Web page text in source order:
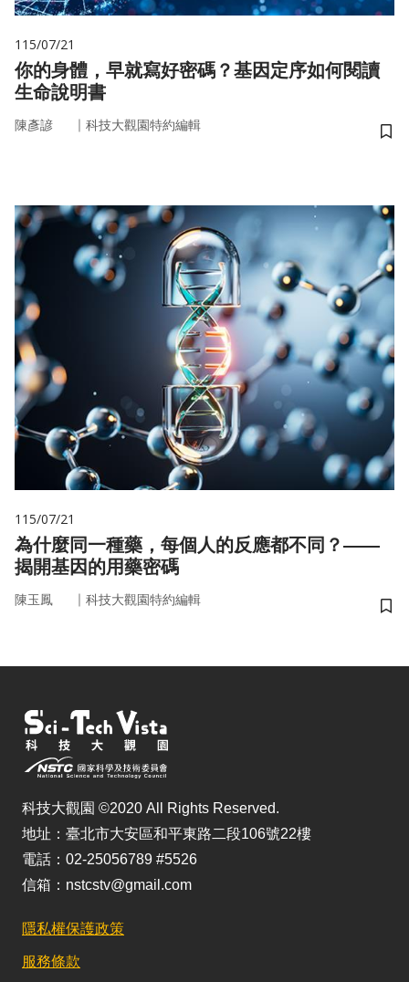
115/07/21
你的身體，早就寫好密碼？基因定序如何閱讀
生命說明書
陳彥諺 ｜ 科技大觀園特約編輯
儲
115/07/21
為什麼同一種藥，每個人的反應都不同？——
揭開基因的用藥密碼
陳玉鳳 ｜ 科技大觀園特約編輯
儲
科技大觀園 ©2020 All Rights Reserved.
地址：臺北市大安區和平東路二段106號22樓
電話：02-25056789 #5526
信箱：nstcstv@gmail.com
隱私權保護政策
服務條款